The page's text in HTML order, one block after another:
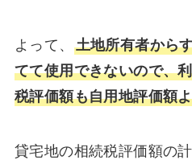
よって、 土地所有者から
てて使用できないので、
税評価額も自用地評価額
貸宅地の相続税評価額の